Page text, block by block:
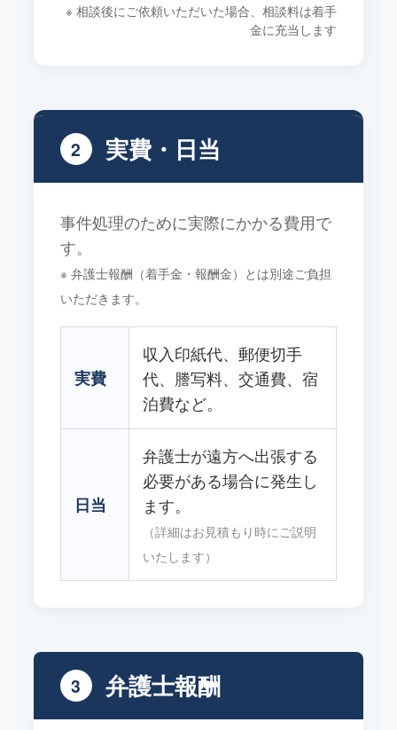
※ 相談後にご依頼いただいた場合、相談料は着手
金に充当します
2 実費・日当
事件処理のために実際にかかる費用で
す。
※ 弁護士報酬（着手金・報酬金）とは別途ご負担
いただきます。
実費
収入印紙代、郵便切手
代、謄写料、交通費、宿
泊費など。
日当
弁護士が遠方へ出張する
必要がある場合に発生し
ます。
（詳細はお見積もり時にご説明
いたします）
3 弁護士報酬